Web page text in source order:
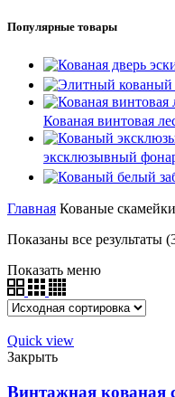
Популярные товары
Кованая винтовая
эксклюзывный
Главная Кованые скамейки
Показаны все результаты
Показать меню
Quick view
Закрыть
Винтажная кованая